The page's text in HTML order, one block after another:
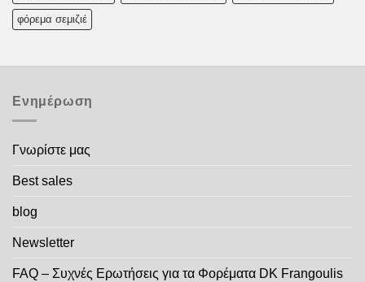
φόρεμα σεμιζιέ
Ενημέρωση
Γνωρίστε μας
Best sales
blog
Newsletter
FAQ – Συχνές Ερωτήσεις για τα Φορέματα DK Frangoulis